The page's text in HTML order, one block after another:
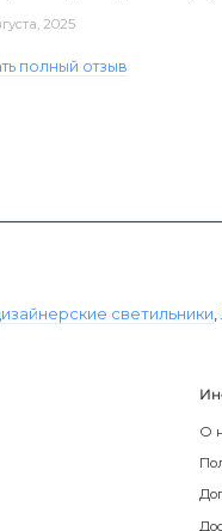
2025
полный отзыв
светильники
О